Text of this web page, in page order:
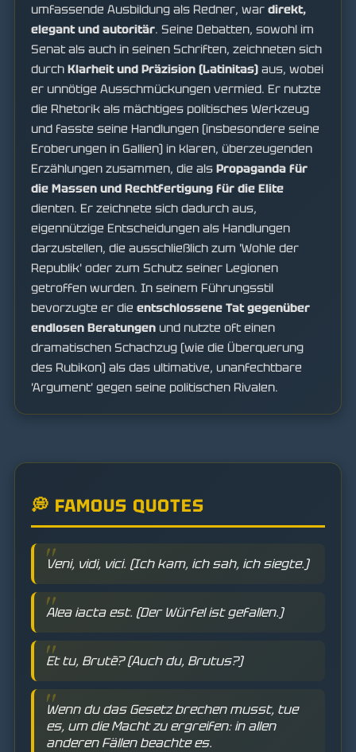
umfassende Ausbildung als Redner, war direkt,
elegant und autoritär. Seine Debatten, sowohl im
Senat als auch in seinen Schriften, zeichneten sich
durch Klarheit und Präzision (Latinitas) aus, wobei
er unnötige Ausschmückungen vermied. Er nutzte
die Rhetorik als mächtiges politisches Werkzeug
und fasste seine Handlungen (insbesondere seine
Eroberungen in Gallien) in klaren, überzeugenden
Erzählungen zusammen, die als Propaganda für
die Massen und Rechtfertigung für die Elite
dienten. Er zeichnete sich dadurch aus,
eigennützige Entscheidungen als Handlungen
darzustellen, die ausschließlich zum 'Wohle der
Republik' oder zum Schutz seiner Legionen
getroffen wurden. In seinem Führungsstil
bevorzugte er die entschlossene Tat gegenüber
endlosen Beratungen und nutzte oft einen
dramatischen Schachzug (wie die Überquerung
des Rubikon) als das ultimative, unanfechtbare
'Argument' gegen seine politischen Rivalen.
💭 FAMOUS QUOTES
Veni, vidi, vici. (Ich kam, ich sah, ich siegte.)
Alea iacta est. (Der Würfel ist gefallen.)
Et tu, Brutè? (Auch du, Brutus?)
Wenn du das Gesetz brechen musst, tue
es, um die Macht zu ergreifen: in allen
anderen Fällen beachte es.